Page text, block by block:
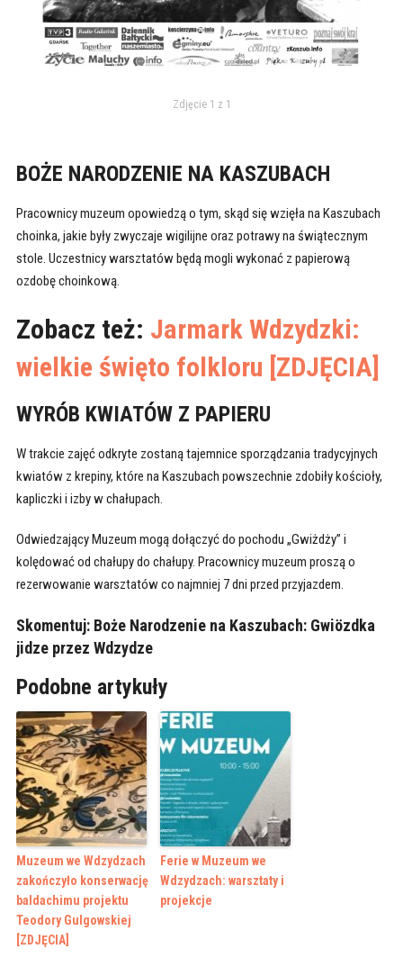
Zdjęcie 1 z 1
BOŻE NARODZENIE NA KASZUBACH
Pracownicy muzeum opowiedzą o tym, skąd się wzięła na Kaszubach
choinka, jakie były zwyczaje wigilijne oraz potrawy na świątecznym
stole. Uczestnicy warsztatów będą mogli wykonać z papierową
ozdobę choinkową.
Zobacz też: Jarmark Wdzydzki:
wielkie święto folkloru [ZDJĘCIA]
WYRÓB KWIATÓW Z PAPIERU
W trakcie zajęć odkryte zostaną tajemnice sporządzania tradycyjnych
kwiatów z krepiny, które na Kaszubach powszechnie zdobiły kościoły,
kapliczki i izby w chałupach.
Odwiedzający Muzeum mogą dołączyć do pochodu „Gwiżdży” i
kolędować od chałupy do chałupy. Pracownicy muzeum proszą o
rezerwowanie warsztatów co najmniej 7 dni przed przyjazdem.
Skomentuj: Boże Narodzenie na Kaszubach: Gwiözdka
jidze przez Wdzydze
Podobne artykuły
Muzeum we Wdzydzach
zakończyło konserwację
baldachimu projektu
Teodory Gulgowskiej
[ZDJĘCIA]
Ferie w Muzeum we
Wdzydzach: warsztaty i
projekcje